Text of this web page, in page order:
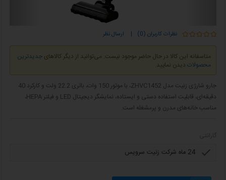
نظرات کاربران (0) | ارسال نظر
متاسفانه این کالا در حال حاضر موجود نیست. می‌توانید از دیگر کالاهایجدیدترین
محصولات دیدن نمایید.
جارو شارژی زنیت مدل ZHVC1452، با موتور 150 وات، باتری 22.2 ولت و کارکرد 40
دقیقه‌ای، قابلیت استفاده دستی و ایستاده، نمایشگر دیجیتال LED و فیلتر HEPA،
مناسب خانه‌های مدرن و پرمشغله است.